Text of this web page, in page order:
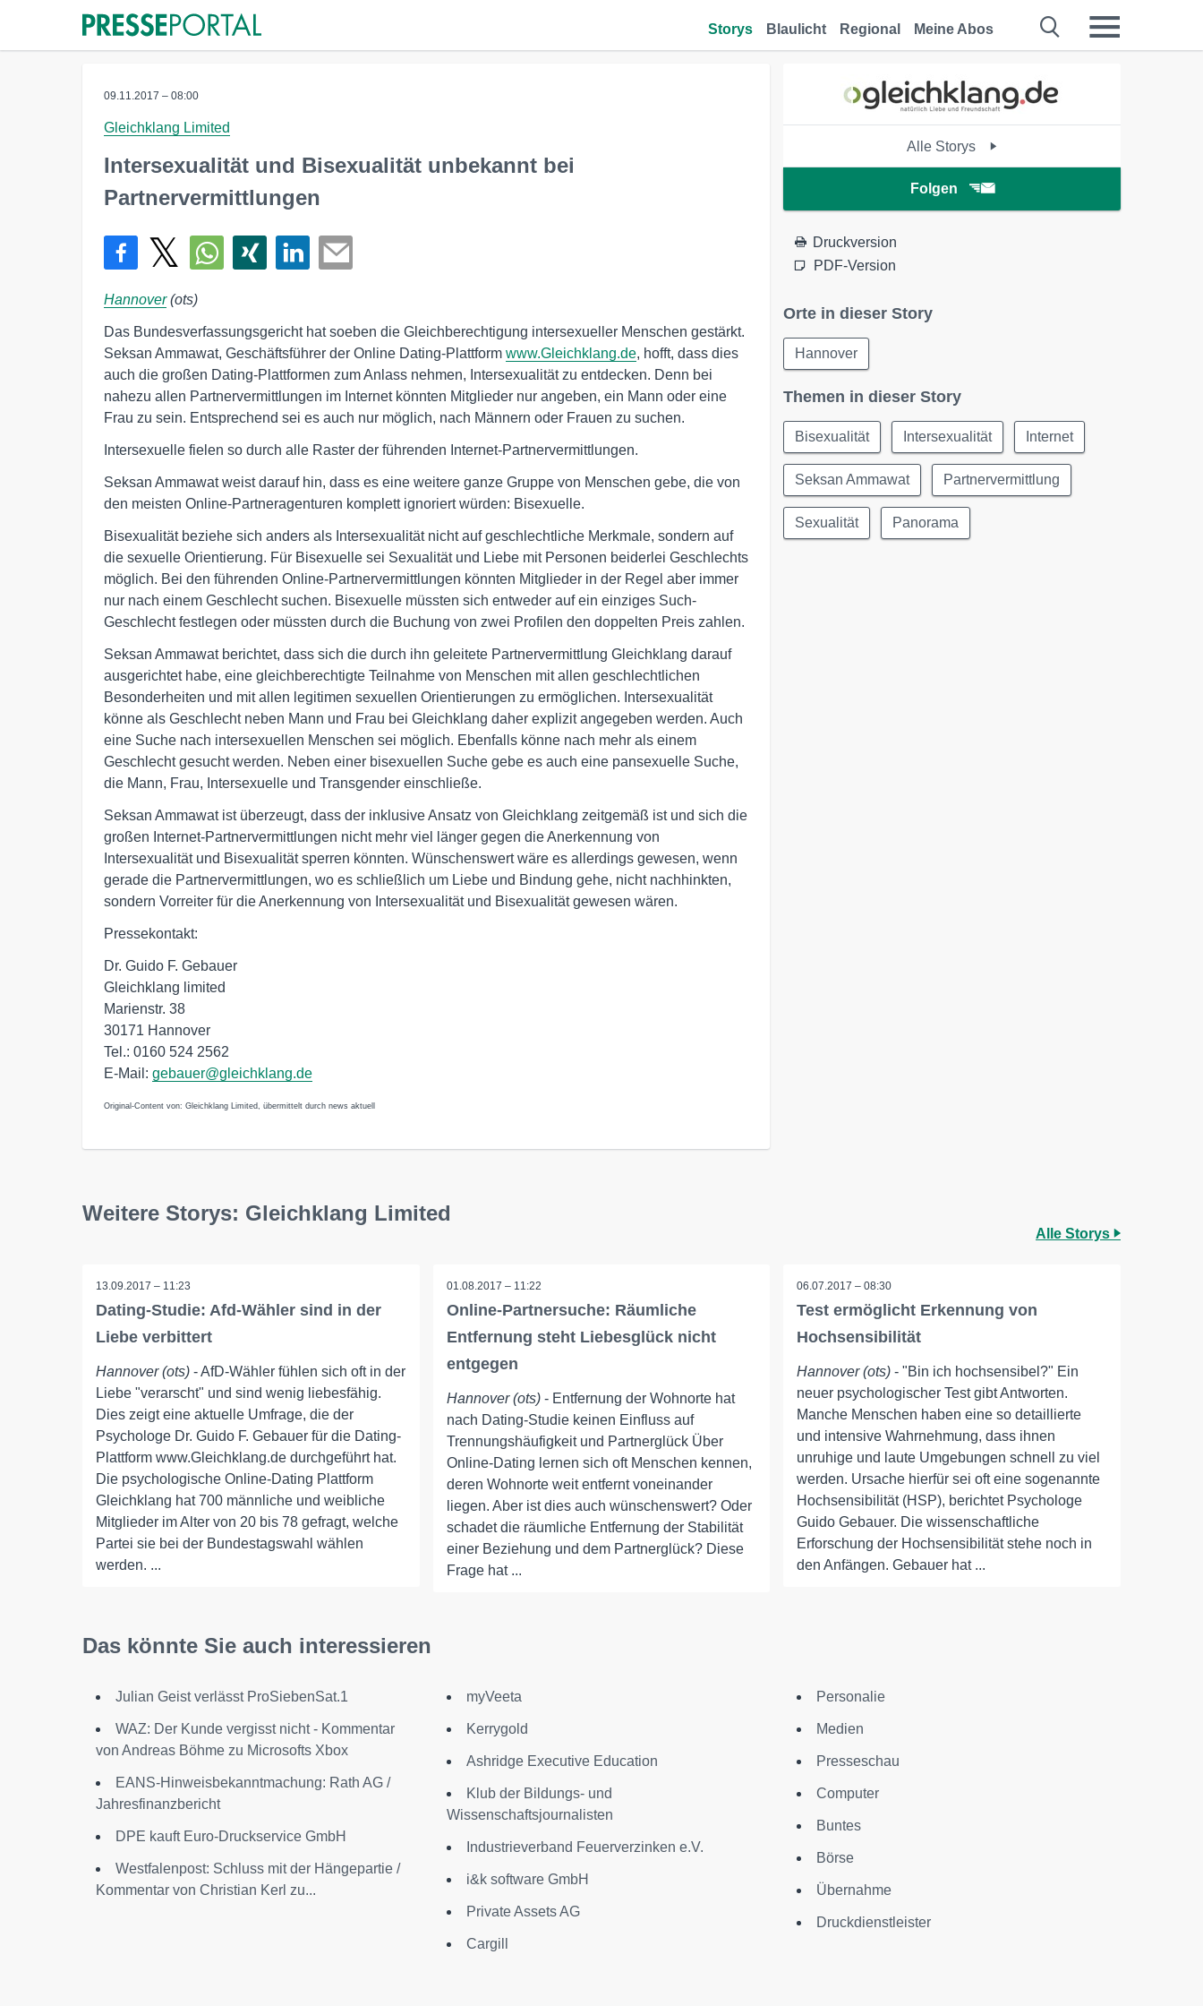
Storys Blaulicht Regional Meine Abos
09.11.2017 – 08:00
Gleichklang Limited
Intersexualität und Bisexualität unbekannt bei
Partnervermittlungen
Hannover(ots)
Das Bundesverfassungsgericht hat soeben die Gleichberechtigung intersexueller Menschen gestärkt.
Seksan Ammawat, Geschäftsführer der Online Dating-Plattform www.Gleichklang.de, hofft, dass dies
auch die großen Dating-Plattformen zum Anlass nehmen, Intersexualität zu entdecken. Denn bei
nahezu allen Partnervermittlungen im Internet könnten Mitglieder nur angeben, ein Mann oder eine
Frau zu sein. Entsprechend sei es auch nur möglich, nach Männern oder Frauen zu suchen.
Intersexuelle fielen so durch alle Raster der führenden Internet-Partnervermittlungen.
Seksan Ammawat weist darauf hin, dass es eine weitere ganze Gruppe von Menschen gebe, die von
den meisten Online-Partneragenturen komplett ignoriert würden: Bisexuelle.
Bisexualität beziehe sich anders als Intersexualität nicht auf geschlechtliche Merkmale, sondern auf
die sexuelle Orientierung. Für Bisexuelle sei Sexualität und Liebe mit Personen beiderlei Geschlechts
möglich. Bei den führenden Online-Partnervermittlungen könnten Mitglieder in der Regel aber immer
nur nach einem Geschlecht suchen. Bisexuelle müssten sich entweder auf ein einziges Such-
Geschlecht festlegen oder müssten durch die Buchung von zwei Profilen den doppelten Preis zahlen.
Seksan Ammawat berichtet, dass sich die durch ihn geleitete Partnervermittlung Gleichklang darauf
ausgerichtet habe, eine gleichberechtigte Teilnahme von Menschen mit allen geschlechtlichen
Besonderheiten und mit allen legitimen sexuellen Orientierungen zu ermöglichen. Intersexualität
könne als Geschlecht neben Mann und Frau bei Gleichklang daher explizit angegeben werden. Auch
eine Suche nach intersexuellen Menschen sei möglich. Ebenfalls könne nach mehr als einem
Geschlecht gesucht werden. Neben einer bisexuellen Suche gebe es auch eine pansexuelle Suche,
die Mann, Frau, Intersexuelle und Transgender einschließe.
Seksan Ammawat ist überzeugt, dass der inklusive Ansatz von Gleichklang zeitgemäß ist und sich die
großen Internet-Partnervermittlungen nicht mehr viel länger gegen die Anerkennung von
Intersexualität und Bisexualität sperren könnten. Wünschenswert wäre es allerdings gewesen, wenn
gerade die Partnervermittlungen, wo es schließlich um Liebe und Bindung gehe, nicht nachhinkten,
sondern Vorreiter für die Anerkennung von Intersexualität und Bisexualität gewesen wären.
Pressekontakt:
Dr. Guido F. Gebauer
Gleichklang limited
Marienstr. 38
30171 Hannover
Tel.: 0160 524 2562
E-Mail: gebauer@gleichklang.de
Original-Content von: Gleichklang Limited, übermittelt durch news aktuell
Alle Storys
Folgen
Druckversion
PDF-Version
Orte in dieser Story
Hannover
Themen in dieser Story
Bisexualität Intersexualität Internet
Seksan Ammawat Partnervermittlung
Sexualität Panorama
Weitere Storys: Gleichklang Limited
Alle Storys
13.09.2017 – 11:23
Dating-Studie: Afd-Wähler sind in der
Liebe verbittert
Hannover (ots) - AfD-Wähler fühlen sich oft in der
Liebe "verarscht" und sind wenig liebesfähig.
Dies zeigt eine aktuelle Umfrage, die der
Psychologe Dr. Guido F. Gebauer für die Dating-
Plattform www.Gleichklang.de durchgeführt hat.
Die psychologische Online-Dating Plattform
Gleichklang hat 700 männliche und weibliche
Mitglieder im Alter von 20 bis 78 gefragt, welche
Partei sie bei der Bundestagswahl wählen
werden. ...
01.08.2017 – 11:22
Online-Partnersuche: Räumliche
Entfernung steht Liebesglück nicht
entgegen
Hannover (ots)- Entfernung der Wohnorte hat
nach Dating-Studie keinen Einfluss auf
Trennungshäufigkeit und Partnerglück Über
Online-Dating lernen sich oft Menschen kennen,
deren Wohnorte weit entfernt voneinander
liegen. Aber ist dies auch wünschenswert? Oder
schadet die räumliche Entfernung der Stabilität
einer Beziehung und dem Partnerglück? Diese
Frage hat ...
06.07.2017 – 08:30
Test ermöglicht Erkennung von
Hochsensibilität
Hannover (ots) - "Bin ich hochsensibel?" Ein
neuer psychologischer Test gibt Antworten.
Manche Menschen haben eine so detaillierte
und intensive Wahrnehmung, dass ihnen
unruhige und laute Umgebungen schnell zu viel
werden. Ursache hierfür sei oft eine sogenannte
Hochsensibilität (HSP), berichtet Psychologe
Guido Gebauer. Die wissenschaftliche
Erforschung der Hochsensibilität stehe noch in
den Anfängen. Gebauer hat ...
Das könnte Sie auch interessieren
Julian Geist verlässt ProSiebenSat.1
WAZ: Der Kunde vergisst nicht - Kommentar
von Andreas Böhme zu Microsofts Xbox
EANS-Hinweisbekanntmachung: Rath AG /
Jahresfinanzbericht
DPE kauft Euro-Druckservice GmbH
Westfalenpost: Schluss mit der Hängepartie /
Kommentar von Christian Kerl zu...
myVeeta
Kerrygold
Ashridge Executive Education
Klub der Bildungs- und
Wissenschaftsjournalisten
Industrieverband Feuerverzinken e.V.
i&k software GmbH
Private Assets AG
Cargill
Personalie
Medien
Presseschau
Computer
Buntes
Börse
Übernahme
Druckdienstleister